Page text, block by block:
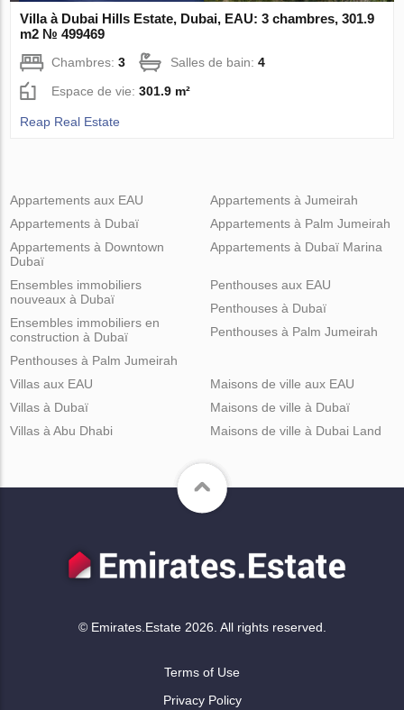
Villa à Dubai Hills Estate, Dubai, EAU: 3 chambres, 301.9
m2 № 499469
Chambres:3 Salles de bain:4
Espace de vie:301.9 m²
Reap Real Estate
Appartements aux EAU
Appartements à Dubaï
Appartements à Downtown
Dubaï
Appartements à Jumeirah
Appartements à Palm Jumeirah
Appartements à Dubaï Marina
Ensembles immobiliers
nouveaux à Dubaï
Ensembles immobiliers en
construction à Dubaï
Penthouses à Palm Jumeirah
Penthouses aux EAU
Penthouses à Dubaï
Penthouses à Palm Jumeirah
Villas aux EAU
Villas à Dubaï
Villas à Abu Dhabi
Maisons de ville aux EAU
Maisons de ville à Dubaï
Maisons de ville à Dubai Land
© Emirates.Estate 2026. All rights reserved.
Terms of Use
Privacy Policy